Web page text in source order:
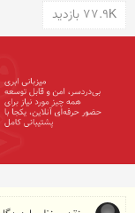
77.9K بازدید